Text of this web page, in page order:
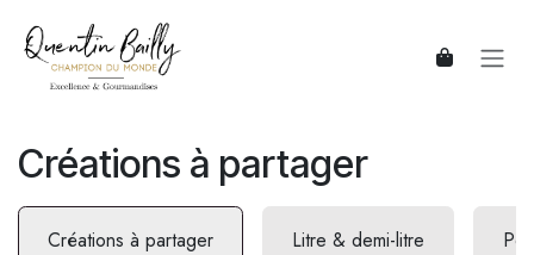
Créations à partager
Créations à partager Litre & demi-litre